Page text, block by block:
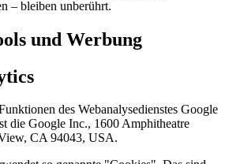
– bleiben unberührt.
und Werbung
des Webanalysedienstes Google
die Google Inc., 1600 Amphitheatre
CA 94043, USA.